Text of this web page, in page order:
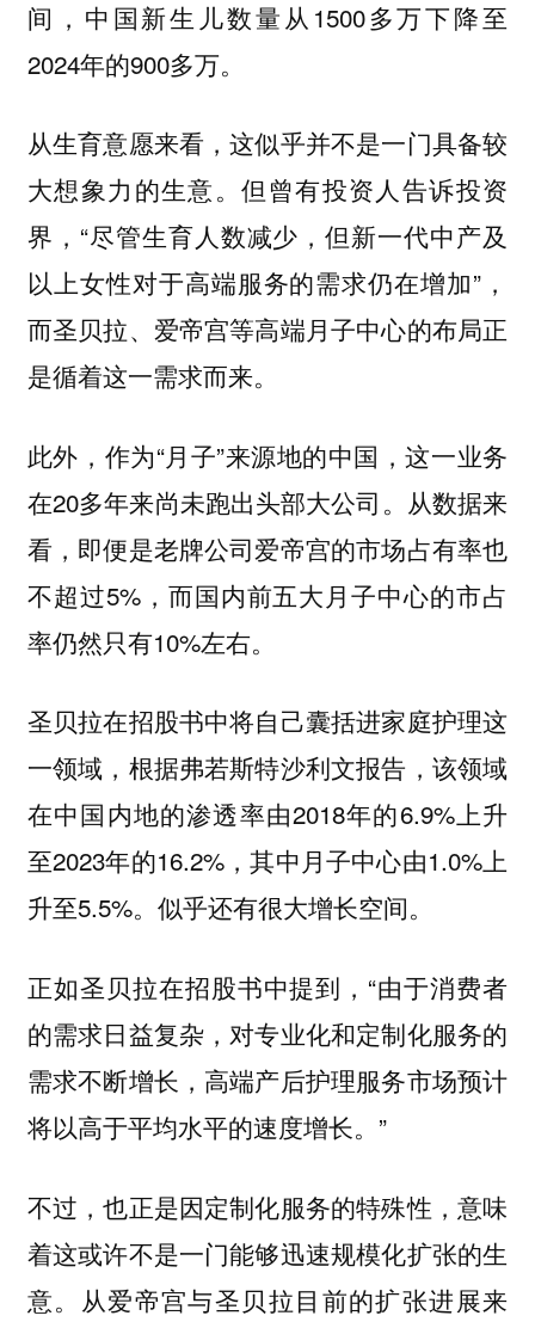
间，中国新生儿数量从1500多万下降至
2024年的900多万。
从生育意愿来看，这似乎并不是一门具备较
大想象力的生意。但曾有投资人告诉投资
界，“尽管生育人数减少，但新一代中产及
以上女性对于高端服务的需求仍在增加”，
而圣贝拉、爱帝宫等高端月子中心的布局正
是循着这一需求而来。
此外，作为“月子”来源地的中国，这一业务
在20多年来尚未跑出头部大公司 。从数据来
看，即便是老牌公司爱帝宫的市场占有率也
不超过5%，而国内前五大月子中心的市占
率仍然只有10%左右。
圣贝拉在招股书中将自己囊括进家庭护理这
一领域，根据弗若斯特沙利文报告，该领域
在中国内地的渗透率由2018年的6.9%上升
至2023年的16.2%，其中月子中心由1.0%上
升至5.5%。似乎还有很大增长空间。
正如圣贝拉在招股书中提到，“由于消费者
的需求日益复杂，对专业化和定制化服务的
需求不断增长，高端产后护理服务市场预计
将以高于平均水平的速度增长。”
不过，也正是因定制化服务的特殊性，意味
着这或许不是一门能够迅速规模化扩张的生
意。从爱帝宫与圣贝拉目前的扩张进展来